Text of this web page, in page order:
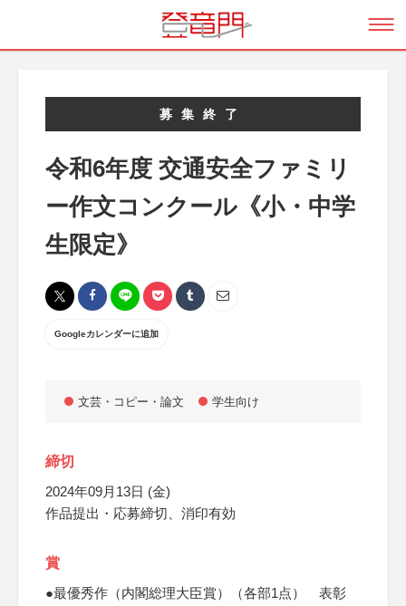
募集終了
令和6年度 交通安全ファミリ
ー作文コンクール《小・中学
生限定》
Googleカレンダーに追加
文芸・コピー・論文 学生向け
締切
2024年09月13日 (金)
作品提出・応募締切、消印有効
賞
●最優秀作（内閣総理大臣賞）（各部1点） 表彰